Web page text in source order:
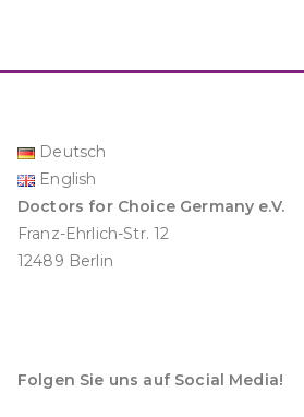
Deutsch
English
Doctors for Choice Germany e.V.
Franz-Ehrlich-Str. 12
12489 Berlin
Folgen Sie uns auf Social Media!